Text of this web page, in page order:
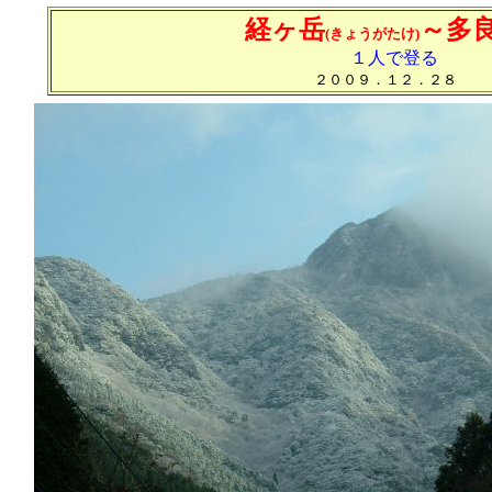
経ヶ岳(きょうがたけ) ～多
１人で登る
２００９．１２．２８